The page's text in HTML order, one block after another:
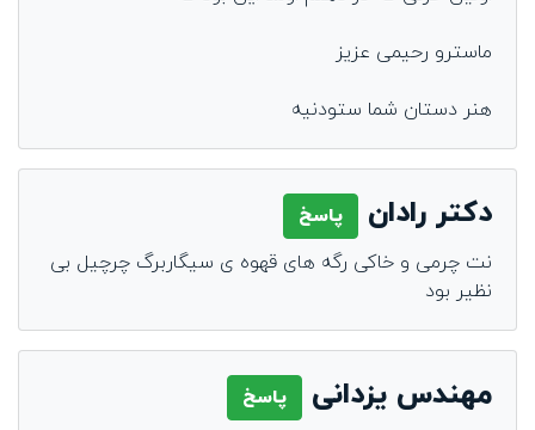
ماسترو رحیمی عزیز
هنر دستان شما ستودنیه
دکتر رادان
پاسخ
نت چرمی و خاکی رگه های قهوه ی سیگاربرگ چرچیل بی
نظیر بود
مهندس یزدانی
پاسخ